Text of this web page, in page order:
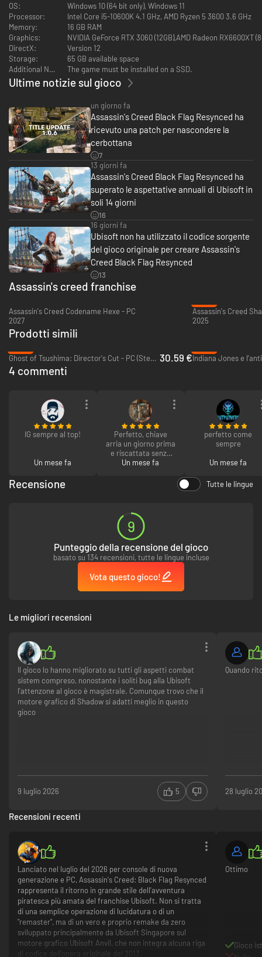
assassinii. Migliora costantemente la Jackdaw per affrontare potenti
navi nemiche con meccaniche navali perfezionate e nuove modalità di
fuoco alternative. Le novità che migliorano l'esperienza di gioco risolvono
anche i problemi preesistenti, assicurando fluidità e divertimento.
I CARAIBI COME NON LI HAI MAI VISSUTI
In mare aperto come in terre selvagge, esplora un mondo aperto senza
confini, creato con l'ultimo motore Anvil. Ammira panorami mozzafiato
mentre affronti mari in tempesta, ti immergi alla scoperta di relitti
sommersi o ti fai strada attraverso fitte giungle tropicali. Grazie a
funzionalità come Dolby Atmos e ray tracing, ogni scena è più
coinvolgente e restituisce tutta la bellezza del mondo.
L'AVVENTURA DI EDWARD SI ESPANDE
Partendo dalla storia originale, Assassin's Creed Black Flag Resynced
Bonnet. Incontrerai anche degli alleati inaspettati, come i tre ufficiali che
si uniranno a te nell'avventura come parte della trama principale. E ti
aspettano anche altre sorprese, come nuovi canti marinareschi, animali
domestici, la modalità foto e tanto altro.
OS:
Windows 10 (64 bit only), Windows 11
Processor:
Intel Core i5-10600K 4.1 GHz, AMD Ryzen 5 3600 3.6 GHz
Memory:
16 GB RAM
Graphics:
NVIDIA GeForce RTX 3060 (12GB),AMD Radeon RX6600XT
DirectX:
Version 12
Storage:
65 GB available space
Additional Notes:
The game must be installed on a SSD.
Ultime notizie sul gioco
un giorno fa
Assassin's Creed Black Flag Resynced ha
ricevuto una patch per nascondere la
cerbottana
7
13 giorni fa
Assassin's Creed Black Flag Resynced ha
superato le aspettative annuali di Ubisoft in
soli 14 giorni
16
16 giorni fa
Ubisoft non ha utilizzato il codice sorgente
del gioco originale per creare Assassin's
Creed Black Flag Resynced
13
Assassin's creed franchise
Assassin's Creed Codename Hexe - PC
2027
2025
Prodotti simili
Ghost of Tsushima: Director's Cut - PC (Steam) 30.59 €Indiana Jones e
4 commenti
IG sempre al top!
Un mese fa
Perfetto, chiave
arria un giorno prima
e riscattata senza
problemi
Un mese fa
perfetto come
sempre
Un mese fa
Recensione Tutte le lingue
9
Punteggio della recensione del gioco
basato su 134 recensioni, tutte le lingue incluse
Vota questo gioco!
Le migliori recensioni
Il gioco lo hanno migliorato su tutti gli aspetti combat
sistem compreso, nonostante i soliti bug alla Ubisoft
l'attenzone al gioco è magistrale. Comunque trovo che il
motore grafico di Shadow si adatti meglio in questo
gioco
9 luglio 2026 5
Quando
28 luglio
Recensioni recenti
Lanciato nel luglio del 2026 per console di nuova
generazione e PC, Assassin's Creed: Black Flag Resynced
rappresenta il ritorno in grande stile dell'avventura
piratesca più amata del franchise Ubisoft. Non si tratta
di una semplice operazione di lucidatura o di un
"remaster", ma di un vero e proprio remake da zero
sviluppato principalmente da Ubisoft Singapore sul
motore grafico Ubisoft Anvil, che non integra alcuna riga
di codice dell'opera originale del 2013.
Ottimo
Gioco